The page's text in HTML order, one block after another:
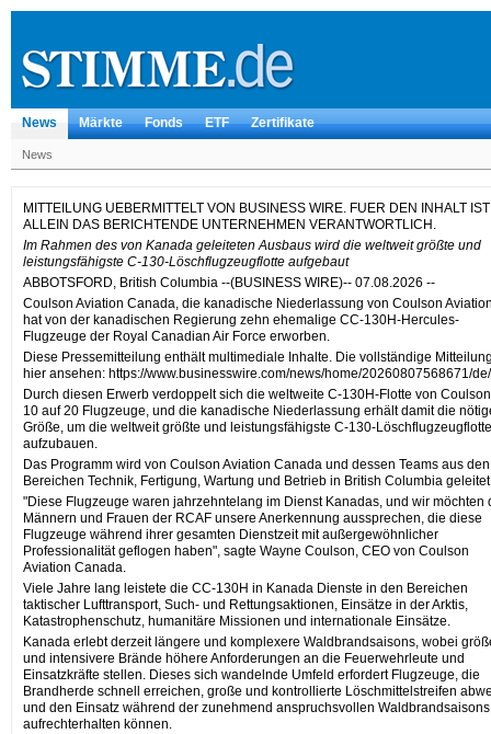
News Märkte Fonds ETF Zertifikate
News
MITTEILUNG UEBERMITTELT VON BUSINESS WIRE. FUER DEN INHALT IST
ALLEIN DAS BERICHTENDE UNTERNEHMEN VERANTWORTLICH.
Im Rahmen des von Kanada geleiteten Ausbaus wird die weltweit größte und
leistungsfähigste C-130-Löschflugzeugflotte aufgebaut
ABBOTSFORD, British Columbia --(BUSINESS WIRE)-- 07.08.2026 --
Coulson Aviation Canada, die kanadische Niederlassung von Coulson
hat von der kanadischen Regierung zehn ehemalige CC-130H-Hercules-
Flugzeuge der Royal Canadian Air Force erworben.
Diese Pressemitteilung enthält multimediale Inhalte. Die vollständige
hier ansehen: https://www.businesswire.com/news/home/20260807568671/de/
Durch diesen Erwerb verdoppelt sich die weltweite C-130H-Flotte von
10 auf 20 Flugzeuge, und die kanadische Niederlassung erhält damit die
Größe, um die weltweit größte und leistungsfähigste C-130-Löschflugzeugflotte
aufzubauen.
Das Programm wird von Coulson Aviation Canada und dessen Teams aus den
Bereichen Technik, Fertigung, Wartung und Betrieb in British Columbia
"Diese Flugzeuge waren jahrzehntelang im Dienst Kanadas, und wir möchten
Männern und Frauen der RCAF unsere Anerkennung aussprechen, die diese
Flugzeuge während ihrer gesamten Dienstzeit mit außergewöhnlicher
Professionalität geflogen haben", sagte Wayne Coulson, CEO von Coulson
Aviation Canada.
Viele Jahre lang leistete die CC-130H in Kanada Dienste in den Bereichen
taktischer Lufttransport, Such- und Rettungsaktionen, Einsätze in der Arktis,
Katastrophenschutz, humanitäre Missionen und internationale Einsätze.
Kanada erlebt derzeit längere und komplexere Waldbrandsaisons, wobei
und intensivere Brände höhere Anforderungen an die Feuerwehrleute und
Einsatzkräfte stellen. Dieses sich wandelnde Umfeld erfordert Flugzeuge, die
Brandherde schnell erreichen, große und kontrollierte Löschmittelstreifen
und den Einsatz während der zunehmend anspruchsvollen Waldbrandsaisons
aufrechterhalten können.